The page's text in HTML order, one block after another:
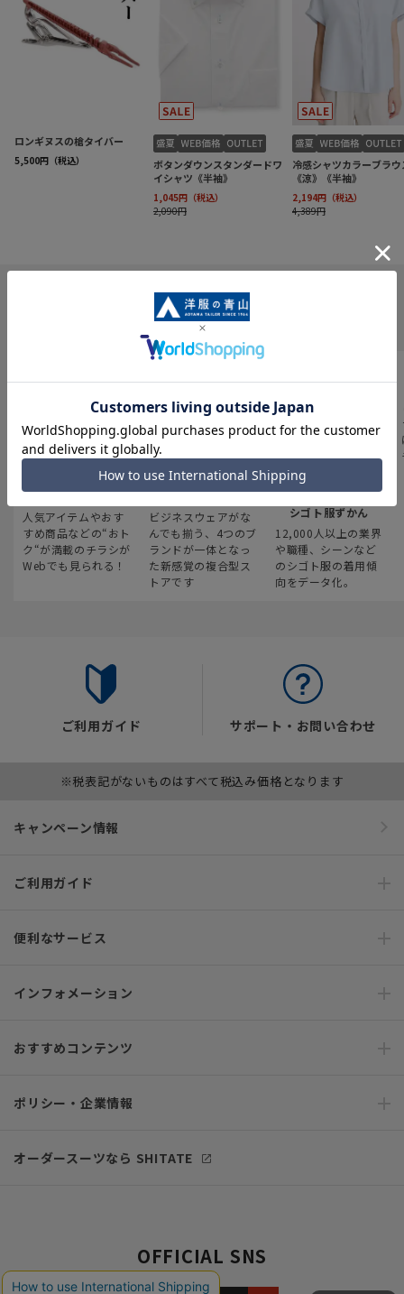
INFORMATION
最新のお買い得情報
人気アイテムやおす
すめ商品などの“おト
ク“が満載のチラシが
Webでも見られる！
スーツスクエア
ビジネスウェアがな
んでも揃う、4つのブ
ランドが一体となっ
た新感覚の複合型ス
トアです
みんなの
シゴト服ずかん
12,000人以上の業界
や職種、シーンなど
のシゴト服の着用傾
向をデータ化。
ご利用ガイド サポート・お問い合わせ
※税表記がないものはすべて税込み価格となります
キャンペーン情報
ご利用ガイド
便利なサービス
インフォメーション
おすすめコンテンツ
ポリシー・企業情報
オーダースーツなら SHITATE
OFFICIAL SNS